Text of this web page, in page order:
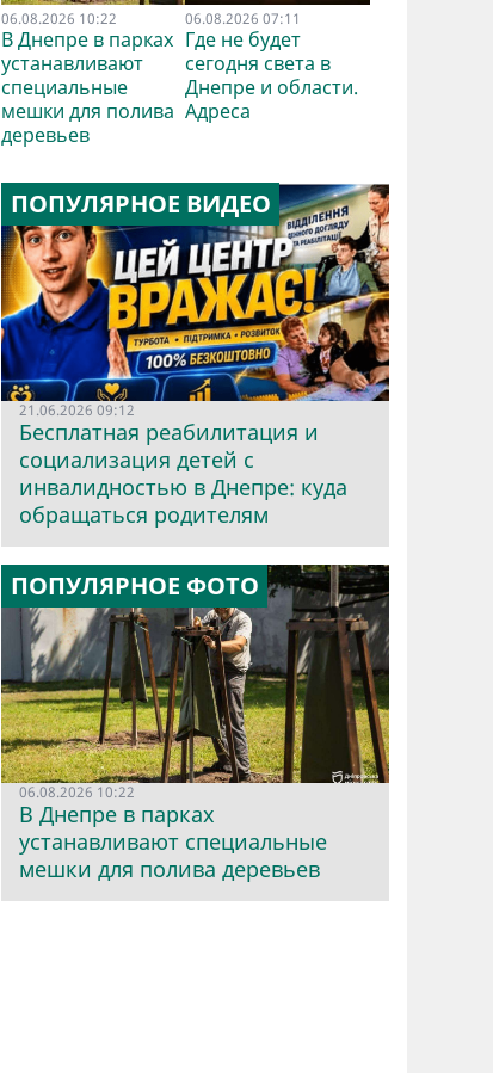
06.08.2026 10:22
В Днепре в парках
устанавливают
специальные
мешки для полива
деревьев
06.08.2026 07:11
Где не будет
сегодня света в
Днепре и области.
Адреса
ПОПУЛЯРНОЕ ВИДЕО
21.06.2026 09:12
Бесплатная реабилитация и
социализация детей с
инвалидностью в Днепре: куда
обращаться родителям
ПОПУЛЯРНОЕ ФОТО
06.08.2026 10:22
В Днепре в парках
устанавливают специальные
мешки для полива деревьев